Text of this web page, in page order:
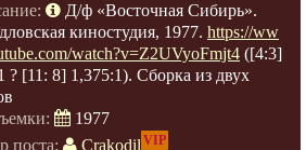
Д/ф «Восточная Сибирь».
киностудия, 1977. https://ww
watch?v=Z2UVyoFmjt4 ([4:3]
? [11: 8] 1,375:1). Сборка из двух
1977
поста:
Crakodil VIP